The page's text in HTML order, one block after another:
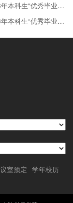
上一篇：身边人，不凡事——记航天学院2023年本科生“优秀毕业生”（三）
下一篇：身边人，不凡事——记航天学院2023年本科生“优秀毕业生”（一）
室预定 学年校历